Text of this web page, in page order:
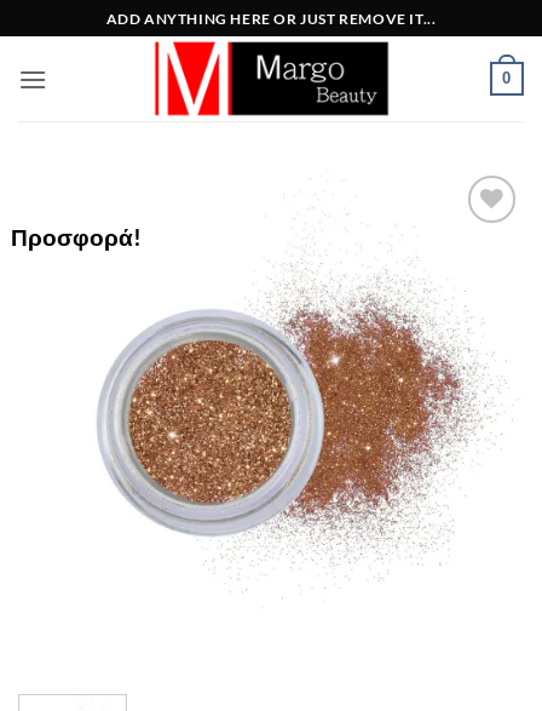
στο
περιεχόμενο
ADD ANYTHING HERE OR JUST REMOVE IT...
0
Προσφορά!